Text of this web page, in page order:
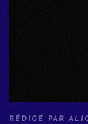
RÉDIGÉ PAR